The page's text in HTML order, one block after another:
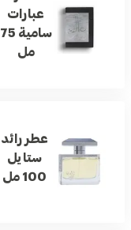
عبارات
سامية 75
مل
عطر رائد
ستايل
100 مل